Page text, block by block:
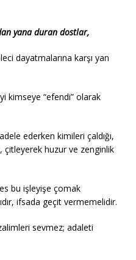
yana duran dostlar,
dayatmalarına karşı yan
kimseye “efendi” olarak
ederken kimileri çaldığı,
huzur ve zenginlik
bu işleyişe çomak
ifsada geçit vermemelidir.
sevmez; adaleti